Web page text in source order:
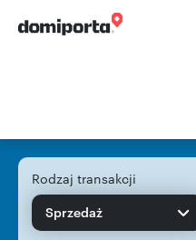
Rodzaj transakcji
Sprzedaż